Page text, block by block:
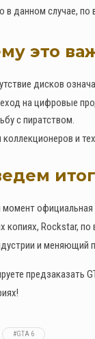
в данном случае,
это
дисков
на цифровые
с пиратством.
и
копиях, Rockstar,
и меняющий
предзаказать
#GTA 6